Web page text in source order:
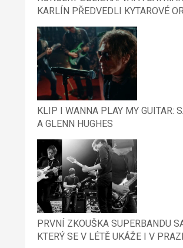
KARLÍN PŘEDVEDLI KYTAROVÉ
KLIP I WANNA PLAY MY GUITAR:
A GLENN HUGHES
PRVNÍ ZKOUŠKA SUPERBANDU
KTERÝ SE V LÉTĚ UKÁŽE I V